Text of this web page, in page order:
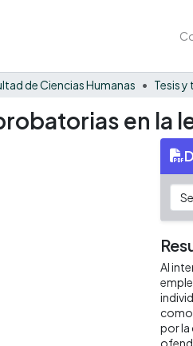
de Ciencias Humanas Tesis
en la
Al
como
por la